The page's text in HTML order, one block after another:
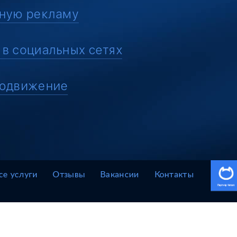
рекламу
социальных сетях
услуги Отзывы Вакансии Контакты